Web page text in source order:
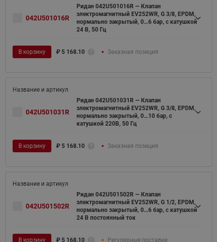
042U501016R
Ридан 042U501016R — Клапан
электромагнитный EV252WR, G 3/8, EPDM,
нормально закрытый, 0…6 бар, с катушкой
24 В, 50 Гц
В корзину ₽ 5 168.10 Заказная позиция
042U501031R
Ридан 042U501031R — Клапан
электромагнитный EV252WR, G 3/8, EPDM,
нормально закрытый, 0…10 бар, с
катушкой 220В, 50 Гц
В корзину ₽ 5 168.10 Заказная позиция
042U501502R
Ридан 042U501502R — Клапан
электромагнитный EV252WR, G 1/2, EPDM,
нормально закрытый, 0…6 бар, с катушкой
24 В постоянный ток
В корзину ₽ 5 168.10 Регулярные поставки